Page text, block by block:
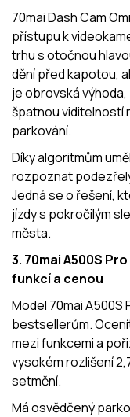
70mai Dash Cam
přístupu k
trhu s otočnou
dění před kapotou,
je obrovská
špatnou viditelností
parkování.
Díky algoritmům
rozpoznat
Jedná se o řešení,
jízdy s pokročilým
města.
3. 70mai A500S
funkcí a cenou
Model 70mai A500S
bestsellerům.
mezi funkcemi a
vysokém rozlišení
setmění.
Má osvědčený